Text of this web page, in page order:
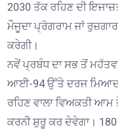
2030 ਤੱਕ ਰਹਿਣ ਦੀ
ਮੌਜੂਦਾ ਪ੍ਰੋਗਰਾਮ ਜਾਂ
ਕਰੇਗੀ।
ਨਵੇਂ ਪ੍ਰਬੰਧ ਦਾ ਸਭ ਤੋਂ
ਆਈ-94 ਉੱਤੇ ਦਰਜ ਮਿਆਦ
ਰਹਿਣ ਵਾਲਾ ਵਿਅਕਤੀ ਆਮ
ਕਰਨੀ ਸ਼ੁਰੂ ਕਰ ਦੇਵੇਗਾ।